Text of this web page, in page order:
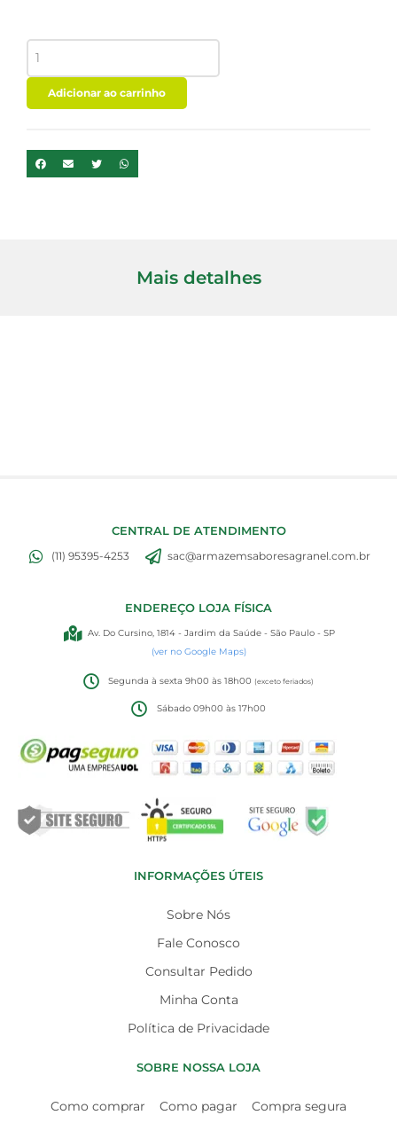
KA
SNACK
MANDIOCA
E
OREGANO
Adicionar ao carrinho
Mais detalhes
CENTRAL DE ATENDIMENTO
(11) 95395-4253 sac@armazemsaboresagranel.com.br
ENDEREÇO LOJA FÍSICA
Av. Do Cursino, 1814 - Jardim da Saúde - São Paulo - SP
(ver no Google Maps)
Segunda à sexta 9h00 às 18h00(exceto feriados)
Sábado 09h00 às 17h00
INFORMAÇÕES ÚTEIS
Sobre Nós
Fale Conosco
Consultar Pedido
Minha Conta
Política de Privacidade
SOBRE NOSSA LOJA
Como comprar Como pagar Compra segura